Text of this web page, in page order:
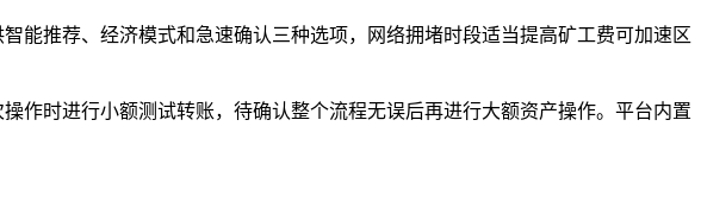
能推荐、经济模式和急速确认三种选项，网络拥堵时段适当提高矿工费可加速区
作时进行小额测试转账，待确认整个流程无误后再进行大额资产操作。平台内置